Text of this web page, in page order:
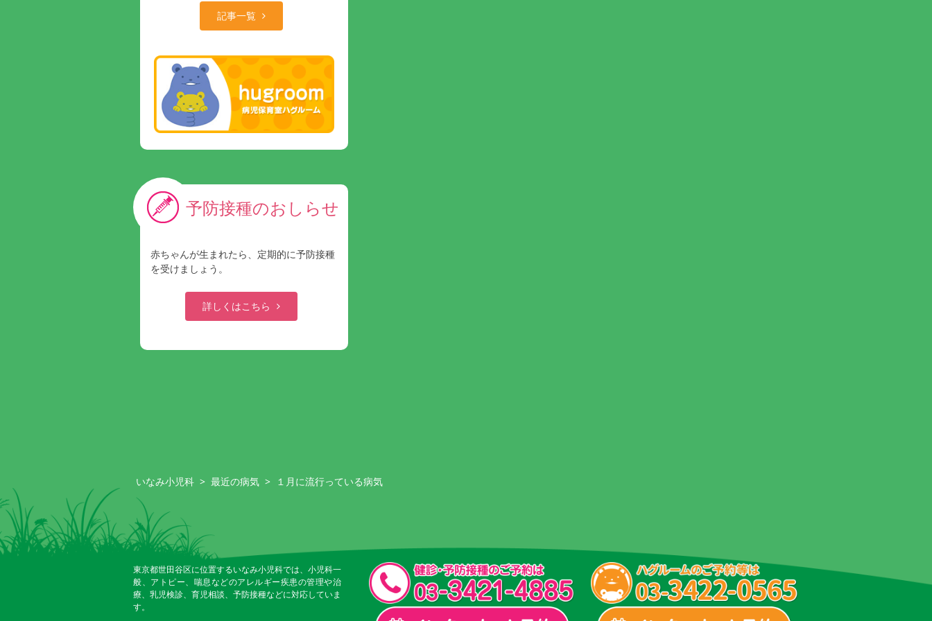
記事一覧
予防接種のおしらせ
赤ちゃんが生まれたら、定期的に予防接種
を受けましょう。
詳しくはこちら
いなみ小児科 > 最近の病気 > １月に流行っている病気
東京都世田谷区に位置するいなみ小児科では、小児科一
般、アトピー、喘息などのアレルギー疾患の管理や治
療、乳児検診、育児相談、予防接種などに対応していま
す。